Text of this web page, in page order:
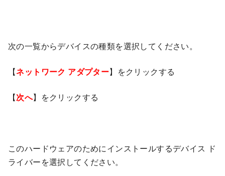
次の一覧からデバイスの種類を選択してください。
【ネットワーク アダプター】をクリックする
【次へ】をクリックする
このハードウェアのためにインストールするデバイス ド
ライバーを選択してください。